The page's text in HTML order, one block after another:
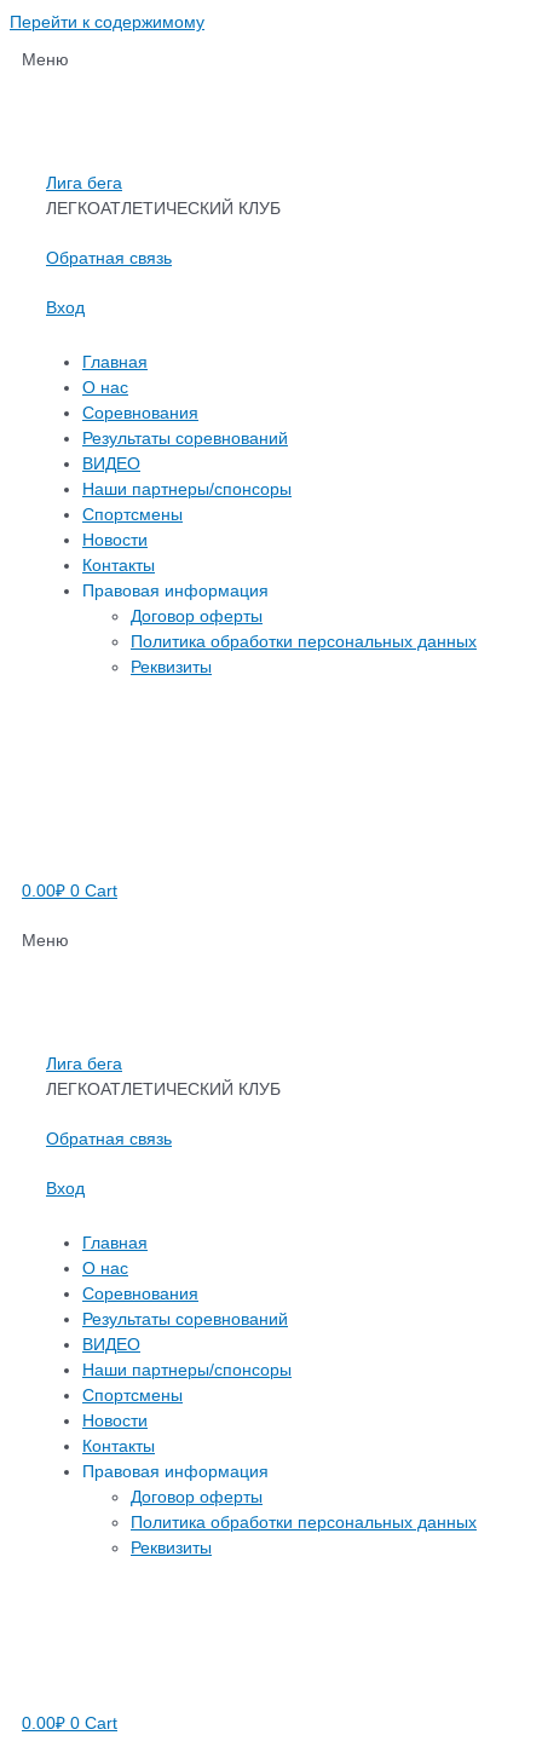
Перейти к содержимому
Меню
Лига бега
ЛЕГКОАТЛЕТИЧЕСКИЙ КЛУБ
Обратная связь
Вход
Главная
О нас
Соревнования
Результаты соревнований
ВИДЕО
Наши партнеры/спонсоры
Спортсмены
Новости
Контакты
Правовая информация
Договор оферты
Политика обработки персональных данных
Реквизиты
0.00₽ 0 Cart
Меню
Лига бега
ЛЕГКОАТЛЕТИЧЕСКИЙ КЛУБ
Обратная связь
Вход
Главная
О нас
Соревнования
Результаты соревнований
ВИДЕО
Наши партнеры/спонсоры
Спортсмены
Новости
Контакты
Правовая информация
Договор оферты
Политика обработки персональных данных
Реквизиты
0.00₽ 0 Cart